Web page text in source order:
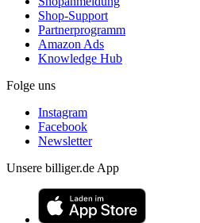
Shop-Support
Partnerprogramm
Amazon Ads
Knowledge Hub
Folge uns
Instagram
Facebook
Newsletter
Unsere billiger.de App